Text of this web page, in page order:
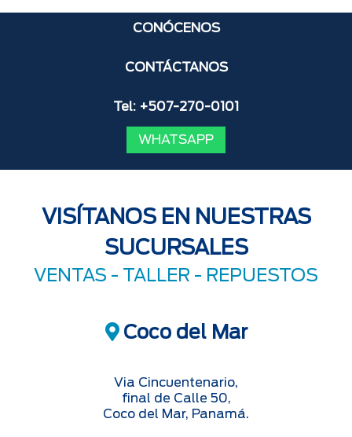
CONÓCENOS
CONTÁCTANOS
Tel: +507-270-0101
WHATSAPP
VISÍTANOS EN NUESTRAS
SUCURSALES
VENTAS - TALLER - REPUESTOS
Coco del Mar
Via Cincuentenario,
final de Calle 50,
Coco del Mar, Panamá.